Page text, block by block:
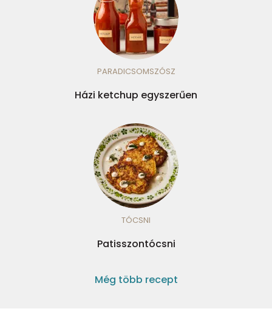
PARADICSOMSZÓSZ
Házi ketchup egyszerűen
TÓCSNI
Patisszontócsni
Még több recept